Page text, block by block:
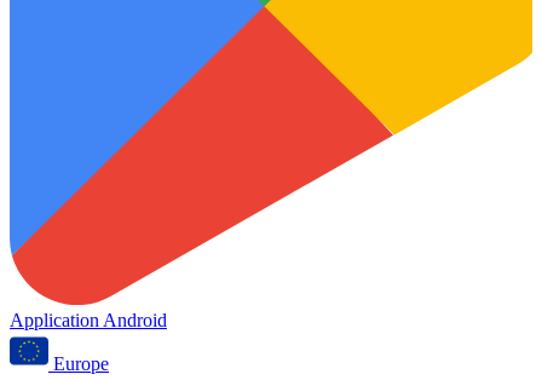
Application Android
Europe